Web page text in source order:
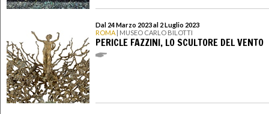
Dal 24 Marzo 2023 al 2 Luglio 2023
ROMA | MUSEO CARLO BILOTTI
PERICLE FAZZINI, LO SCULTORE DEL VENTO